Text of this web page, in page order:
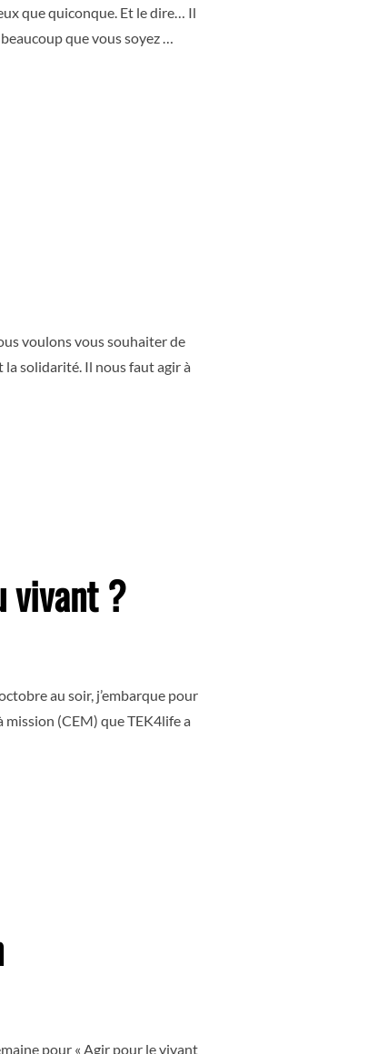
que quiconque. Et le dire… Il
que vous soyez …
ARRIVÉ ! »
voulons vous souhaiter de
la solidarité. Il nous faut agir à
INVISIBLES »
vivant ?
au soir, j’embarque pour
mission (CEM) que TEK4life a
AU VIVANT ? »
pour « Agir pour le vivant